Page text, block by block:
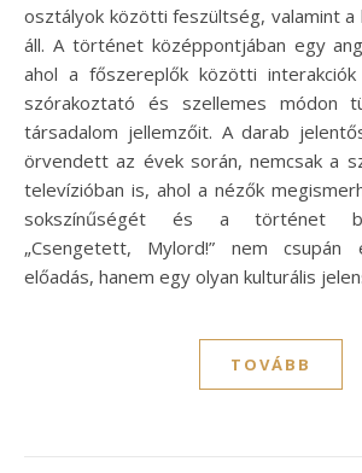
osztályok közötti feszültség, valamint a
áll. A történet középpontjában egy
ahol a főszereplők közötti
szórakoztató és szellemes módon
társadalom jellemzőit. A darab
örvendett az évek során, nemcsak a
televízióban is, ahol a nézők
sokszínűségét és a történet
„Csengetett, Mylord!” nem csupán
előadás, hanem egy olyan kulturális
TOVÁBB